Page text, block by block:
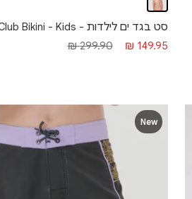
סט בגד ים לילדות - Paradise Club Bikini - Kids
מחיר מבצע
149.95 ₪ מחיר רגיל
299.90 ₪
New